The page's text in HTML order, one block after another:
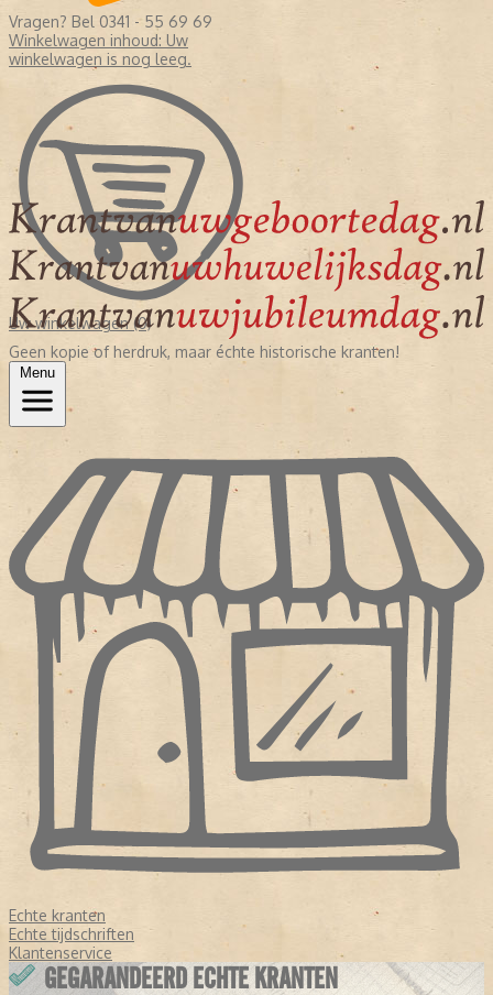
Vragen? Bel 0341 - 55 69 69
Winkelwagen inhoud: Uw
winkelwagen is nog leeg.
Uw winkelwagen (0)
Geen kopie of herdruk, maar échte historische kranten!
Menu
Echte kranten
Echte tijdschriften
Klantenservice
GEGARANDEERD ECHTE KRANTEN